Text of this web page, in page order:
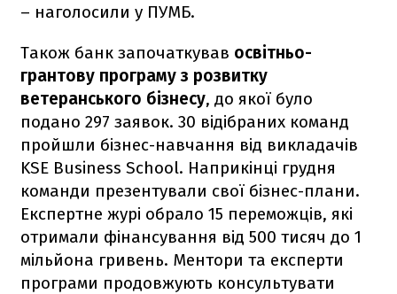
– наголосили у ПУМБ.
Також банк започаткував освітньо-
грантову програму з розвитку
ветеранського бізнесу, до якої було
подано 297 заявок. 30 відібраних команд
пройшли бізнес-навчання від викладачів
KSE Business School. Наприкінці грудня
команди презентували свої бізнес-плани.
Експертне журі обрало 15 переможців, які
отримали фінансування від 500 тисяч до 1
мільйона гривень. Ментори та експерти
програми продовжують консультувати